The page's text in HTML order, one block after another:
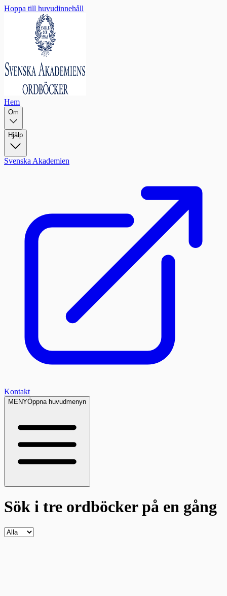
Hoppa till huvudinnehåll
Hem
Om
Hjälp
Svenska Akademien
Kontakt
MENYÖppna huvudmenyn
Sök i tre ordböckerpå en gång